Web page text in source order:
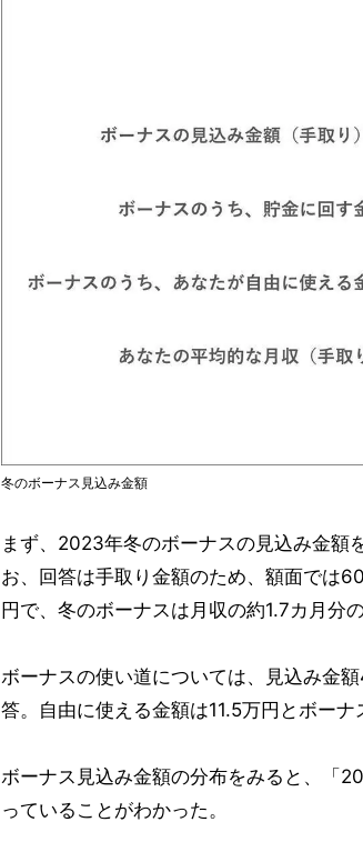
冬のボーナス見込み金額
まず、2023年冬のボーナスの見込み金額
お、回答は手取り金額のため、額面では
円で、冬のボーナスは月収の約1.7カ月分
ボーナスの使い道については、見込み金
答。自由に使える金額は11.5万円とボーナ
ボーナス見込み金額の分布をみると、「
っていることがわかった。